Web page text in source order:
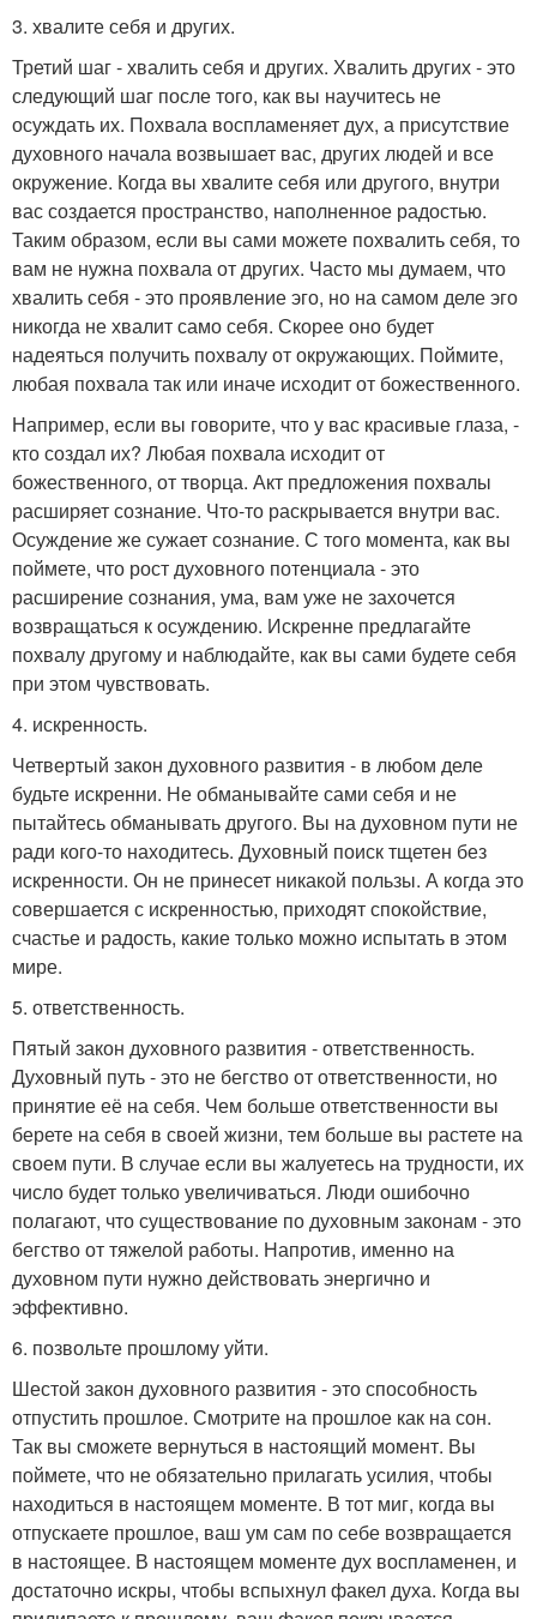
3. хвалите себя и других.
Третий шаг - хвалить себя и других. Хвалить других - это
следующий шаг после того, как вы научитесь не
осуждать их. Похвала воспламеняет дух, а присутствие
духовного начала возвышает вас, других людей и все
окружение. Когда вы хвалите себя или другого, внутри
вас создается пространство, наполненное радостью.
Таким образом, если вы сами можете похвалить себя, то
вам не нужна похвала от других. Часто мы думаем, что
хвалить себя - это проявление эго, но на самом деле эго
никогда не хвалит само себя. Скорее оно будет
надеяться получить похвалу от окружающих. Поймите,
любая похвала так или иначе исходит от божественного.
Например, если вы говорите, что у вас красивые глаза, -
кто создал их? Любая похвала исходит от
божественного, от творца. Акт предложения похвалы
расширяет сознание. Что-то раскрывается внутри вас.
Осуждение же сужает сознание. С того момента, как вы
поймете, что рост духовного потенциала - это
расширение сознания, ума, вам уже не захочется
возвращаться к осуждению. Искренне предлагайте
похвалу другому и наблюдайте, как вы сами будете себя
при этом чувствовать.
4. искренность.
Четвертый закон духовного развития - в любом деле
будьте искренни. Не обманывайте сами себя и не
пытайтесь обманывать другого. Вы на духовном пути не
ради кого-то находитесь. Духовный поиск тщетен без
искренности. Он не принесет никакой пользы. А когда это
совершается с искренностью, приходят спокойствие,
счастье и радость, какие только можно испытать в этом
мире.
5. ответственность.
Пятый закон духовного развития - ответственность.
Духовный путь - это не бегство от ответственности, но
принятие её на себя. Чем больше ответственности вы
берете на себя в своей жизни, тем больше вы растете на
своем пути. В случае если вы жалуетесь на трудности, их
число будет только увеличиваться. Люди ошибочно
полагают, что существование по духовным законам - это
бегство от тяжелой работы. Напротив, именно на
духовном пути нужно действовать энергично и
эффективно.
6. позвольте прошлому уйти.
Шестой закон духовного развития - это способность
отпустить прошлое. Смотрите на прошлое как на сон.
Так вы сможете вернуться в настоящий момент. Вы
поймете, что не обязательно прилагать усилия, чтобы
находиться в настоящем моменте. В тот миг, когда вы
отпускаете прошлое, ваш ум сам по себе возвращается
в настоящее. В настоящем моменте дух воспламенен, и
достаточно искры, чтобы вспыхнул факел духа. Когда вы